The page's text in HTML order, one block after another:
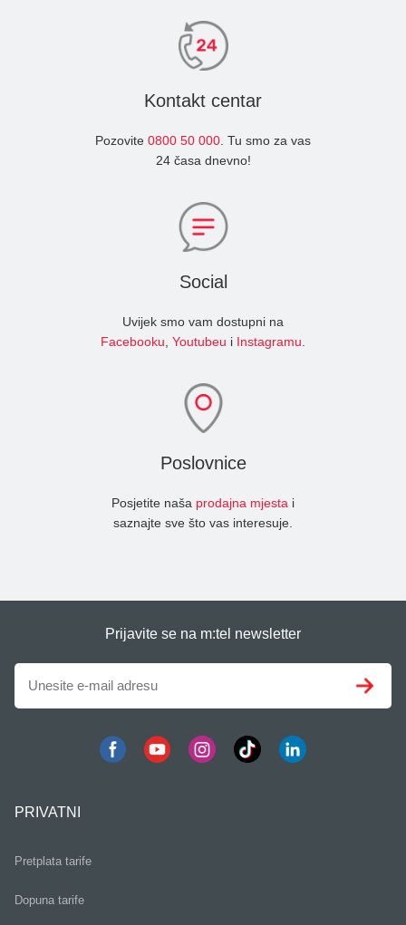
Kontakt centar
Pozovite 0800 50 000 . Tu smo za vas
24 časa dnevno!
Social
Uvijek smo vam dostupni na
Facebooku Youtubeu i Instagramu
Poslovnice
Posjetite naša prodajna mjesta i
saznajte sve što vas interesuje.
Prijavite se na m:tel newsletter
PRIVATNI
Pretplata tarife
Dopuna tarife